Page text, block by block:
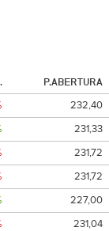
P.ABERTURA
232,40
231,33
231,72
231,72
227,00
231,04